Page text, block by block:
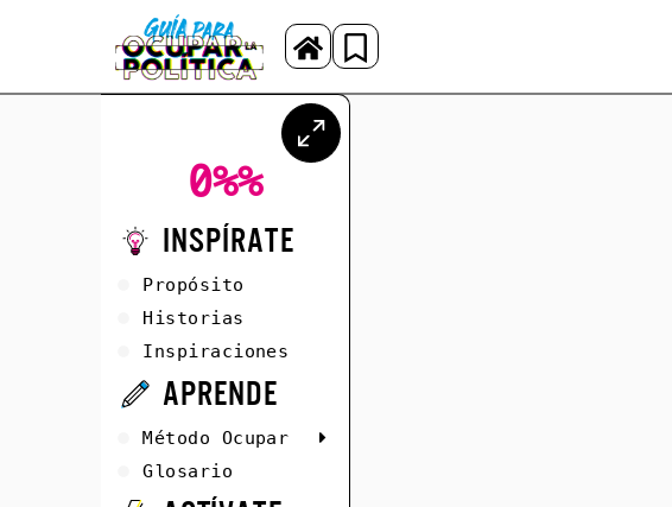
0%%
Inspírate
Propósito
Historias
Inspiraciones
Aprende
Método Ocupar
Glosario